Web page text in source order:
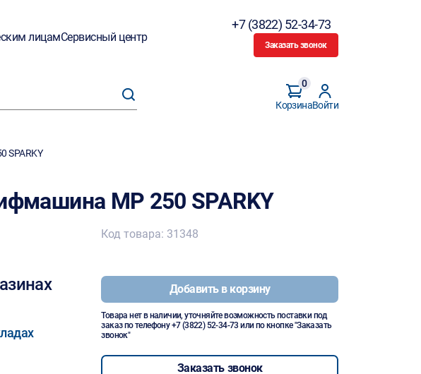
лицамСервисный центр
+7 (3822) 52-34-73
Заказать звонок
Корзина
0
Войти
SPARKY
MP 250 SPARKY
Код товара: 31348
Добавить в корзину
Товара нет в наличии, уточняйте возможность поставки под
заказ по телефону+7 (3822) 52-34-73 или по кнопке "Заказать
звонок"
Заказать звонок